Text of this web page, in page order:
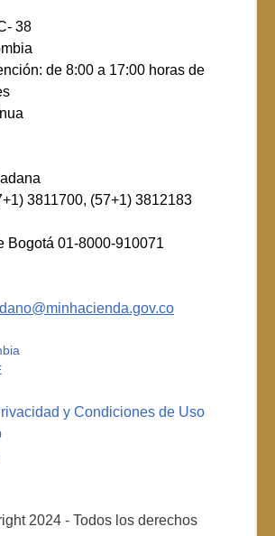
38
de 8:00 a 17:00 horas de
3811700, (57+1) 3812183
Bogotá 01-8000-910071
y Condiciones de Uso
2024 - Todos los derechos